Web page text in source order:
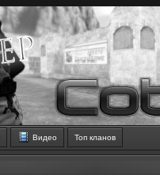
Видео Топ кланов